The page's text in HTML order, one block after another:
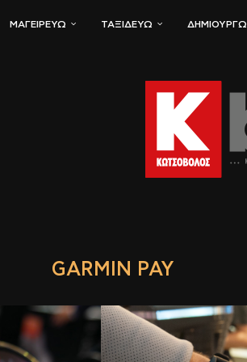
ΜΑΓΕΙΡΕΎΩ ΤΑΞΙΔΕΎΩ ΔΗΜΙΟΥΡΓΏ
GARMIN PAY